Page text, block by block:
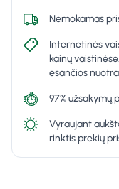
Nemokamas
Internetinės
kainų
esančios
97% užsakymų
Vyraujant
rinktis prekių